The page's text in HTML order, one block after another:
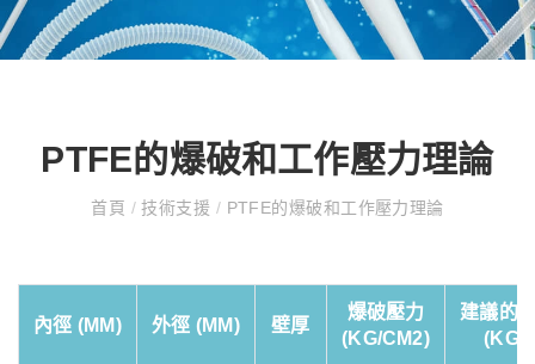
PTFE的爆破和工作壓力理論
首頁 /技術支援 / PTFE的爆破和工作壓力理論
內徑 (MM) 外徑 (MM) 壁厚
爆破壓力
(KG/CM2)
建議的
(KG/